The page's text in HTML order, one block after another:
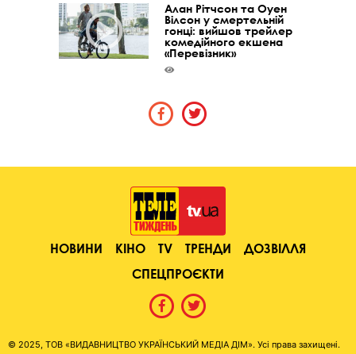
Алан Рітчсон та Оуен
Вілсон у смертельній
гонці: вийшов трейлер
комедійного екшена
«Перевізник»
НОВИНИ КІНО TV ТРЕНДИ
ДОЗВІЛЛЯ
СПЕЦПРОЄКТИ
© 2025, ТОВ «ВИДАВНИЦТВО УКРАЇНСЬКИЙ МЕДІА ДІМ». Усі права захищені.